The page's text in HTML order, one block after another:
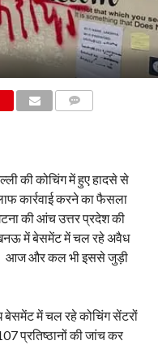
की कोचिंग में हुए हादसे से
कार्रवाई करने का फैसला
की आंच उत्तर प्रदेश की
में बेसमेंट में चल रहे अवैध
आज और कल भी इससे जुड़ी
बेसमेंट में चल रहे कोचिंग सेंटरों
प्रतिष्ठानों की जांच कर